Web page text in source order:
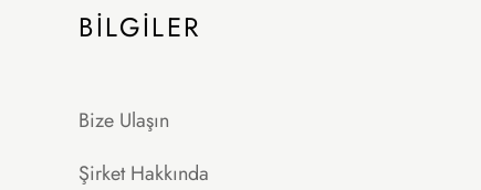
BILGILER
Bize Ulaşın
Şirket Hakkında